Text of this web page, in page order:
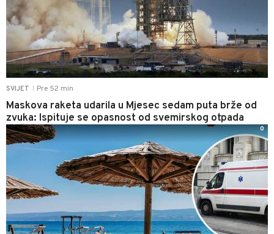
SVIJET Pre 52 min
Maskova raketa udarila u Mjesec sedam puta brže od
zvuka: Ispituje se opasnost od svemirskog otpada
0